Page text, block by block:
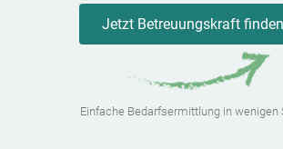
Jetzt Betreuungskraft finden
Einfache Bedarfsermittlung in wenigen